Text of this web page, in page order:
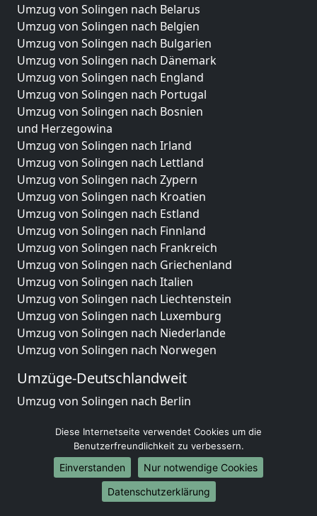
Umzug von Solingen nach Belarus
Umzug von Solingen nach Belgien
Umzug von Solingen nach Bulgarien
Umzug von Solingen nach Dänemark
Umzug von Solingen nach England
Umzug von Solingen nach Portugal
Umzug von Solingen nach Bosnien
und Herzegowina
Umzug von Solingen nach Irland
Umzug von Solingen nach Lettland
Umzug von Solingen nach Zypern
Umzug von Solingen nach Kroatien
Umzug von Solingen nach Estland
Umzug von Solingen nach Finnland
Umzug von Solingen nach Frankreich
Umzug von Solingen nach Griechenland
Umzug von Solingen nach Italien
Umzug von Solingen nach Liechtenstein
Umzug von Solingen nach Luxemburg
Umzug von Solingen nach Niederlande
Umzug von Solingen nach Norwegen
Umzüge-Deutschlandweit
Umzug von Solingen nach Berlin
Umzug von Solingen nach München
Umzug von Solingen nach Köln
Umzug von Solingen nach Frankfurt am Main
Umzug von Solingen nach Stuttgart
Umzug von Solingen nach Düsseldorf
Diese Internetseite verwendet Cookies um die
Benutzerfreundlichkeit zu verbessern.
Einverstanden
Nur notwendige Cookies
Datenschutzerklärung